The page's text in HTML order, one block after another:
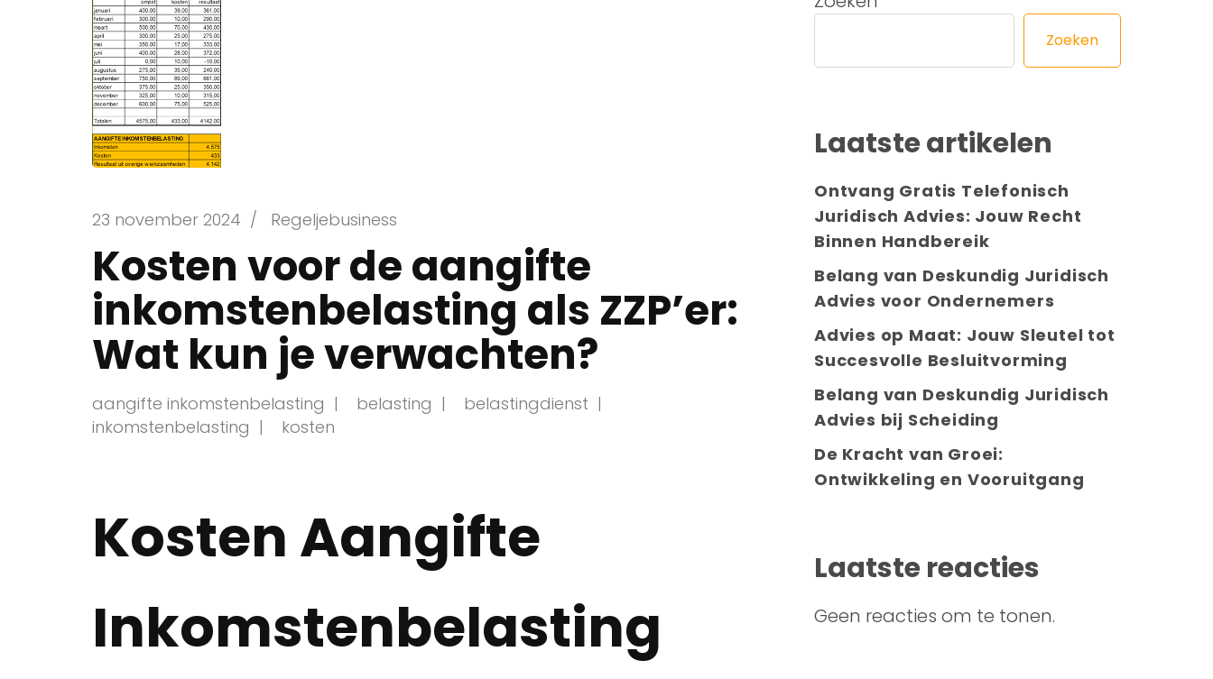
23 november 2024 / Regeljebusiness
Kosten voor de aangifte
inkomstenbelasting als ZZP’er:
Wat kun je verwachten?
aangifte inkomstenbelasting belasting
belastingdienst
inkomstenbelasting
kosten
Kosten Aangifte
Inkomstenbelasting
Zoeken
Laatste artikelen
Ontvang Gratis Telefonisch
Juridisch Advies: Jouw Recht
Binnen Handbereik
Belang van Deskundig Juridisch
Advies voor Ondernemers
Advies op Maat: Jouw Sleutel tot
Succesvolle Besluitvorming
Belang van Deskundig Juridisch
Advies bij Scheiding
De Kracht van Groei:
Ontwikkeling en Vooruitgang
Laatste reacties
Geen reacties om te tonen.